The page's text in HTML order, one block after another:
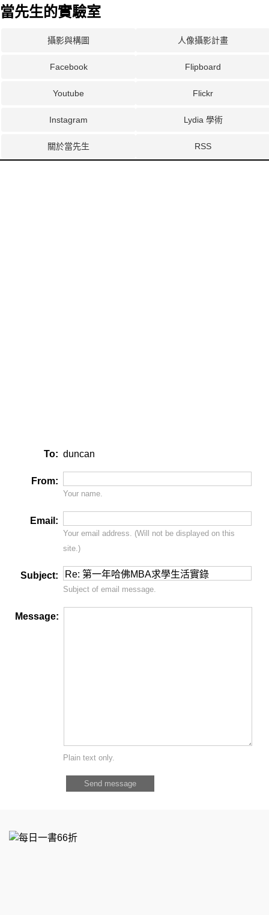
當先生的實驗室
攝影與構圖 人像攝影計畫
Facebook Flipboard
Youtube Flickr
Instagram Lydia 學術
關於當先生 RSS
To: duncan
From:
Your name.
Email:
Your email address. (Will notbe displayed on this
site.)
Subject:
Subject of email message.
Message:
Plain text only.